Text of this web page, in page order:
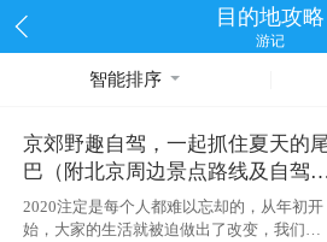
目的地攻略
游记
智能排序
京郊野趣自驾，一起抓住夏天的
巴（附北京周边景点路线及自驾攻
略）
2020注定是每个人都难以忘却的，从年初开
始，大家的生活就被迫做出了改变，我们也